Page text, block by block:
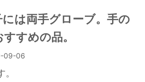
は両手グローブ。手の
すめの品。
09-06